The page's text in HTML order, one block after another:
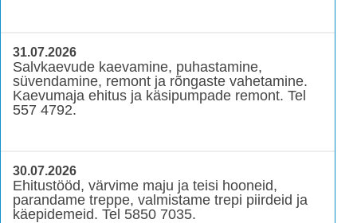
31.07.2026
Salvkaevude kaevamine, puhastamine,
süvendamine, remont ja rõngaste vahetamine.
Kaevumaja ehitus ja käsipumpade remont. Tel
557 4792.
30.07.2026
Ehitustööd, värvime maju ja teisi hooneid,
parandame treppe, valmistame trepi piirdeid ja
käepidemeid. Tel 5850 7035.